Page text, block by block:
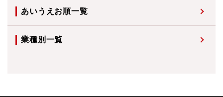
あいうえお順一覧
業種別一覧